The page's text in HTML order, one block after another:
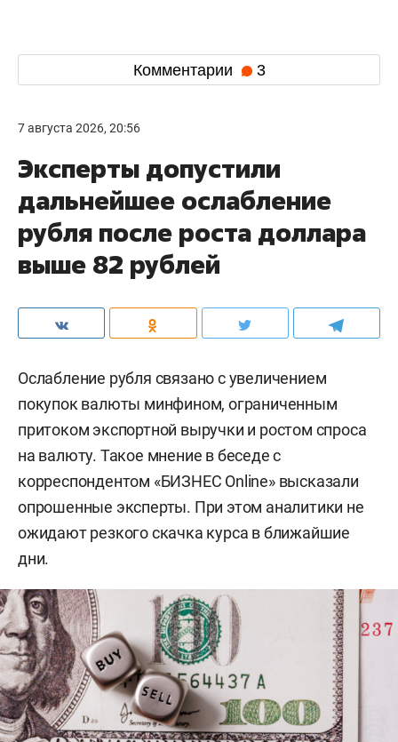
Комментарии 3
7 августа 2026, 20:56
Эксперты допустили
дальнейшее ослабление
рубля после роста доллара
выше 82 рублей
Ослабление рубля связано с увеличением
покупок валюты минфином, ограниченным
притоком экспортной выручки и ростом спроса
на валюту. Такое мнение в беседе с
корреспондентом «БИЗНЕС Online» высказали
опрошенные эксперты. При этом аналитики не
ожидают резкого скачка курса в ближайшие
дни.